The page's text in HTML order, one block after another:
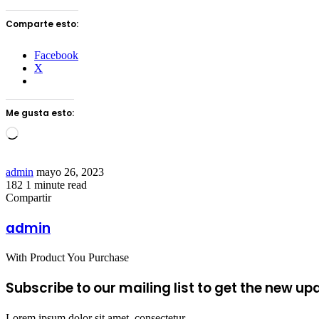
Comparte esto:
Facebook
X
Me gusta esto:
Loading…
admin Send
an
email
mayo 26, 2023
182 1 minute read
Facebook
Twitter
LinkedIn
Tumblr
Pinterest
Reddit
VKontakte
Odnoklassniki
Pocket
Compartir
via
Email
admin
With Product You Purchase
Subscribe to our mailing list to get the new